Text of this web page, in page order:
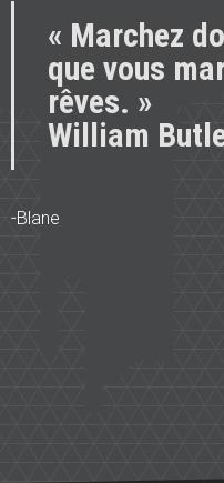
« Marchez
que vous
rêves. »
William
-Blane